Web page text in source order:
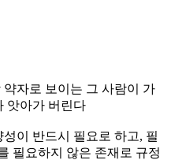
자로 보이는 그 사람이 가
앗아가 버린다
이 반드시 필요로 하고, 필
필요하지 않은 존재로 규정